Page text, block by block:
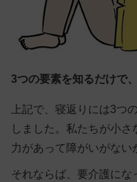
3つの要素を知るだけで
上記で、寝返りには3つ
しました。私たちが小
力があって障がいがない
それならば、要介護にな